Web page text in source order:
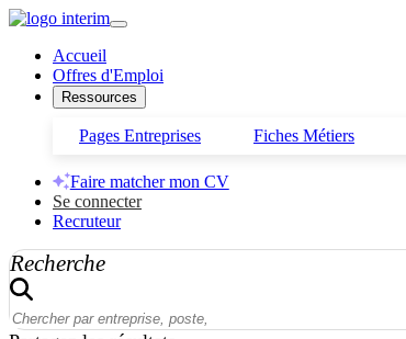
Accueil
Offres d'Emploi
Ressources
Pages Entreprises Fiches Métiers
Faire matcher mon CV
Se connecter
Recruteur
Recherche